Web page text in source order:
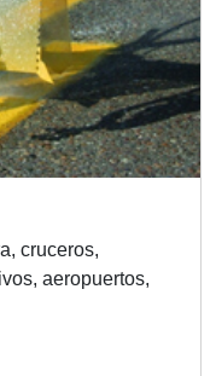
cruceros,
aeropuertos,